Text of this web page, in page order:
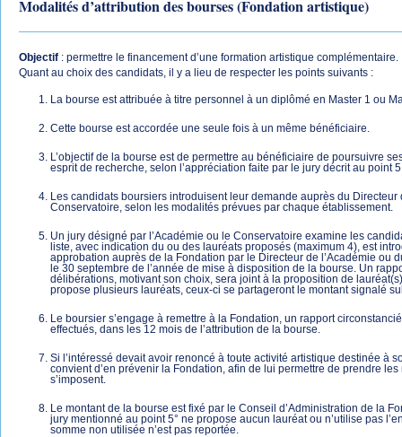
Modalités d’attribution des bourses (Fondation artistique)
Objectif : permettre le financement d’une formation artistique complémentaire.
Quant au choix des candidats, il y a lieu de respecter les points suivants :
La bourse est attribuée à titre personnel à un diplômé en Master 1 ou
Cette bourse est accordée une seule fois à un même bénéficiaire.
L’objectif de la bourse est de permettre au bénéficiaire de poursuivre
esprit de recherche, selon l’appréciation faite par le jury décrit au point
Les candidats boursiers introduisent leur demande auprès du Directeur
Conservatoire, selon les modalités prévues par chaque établissement.
Un jury désigné par l’Académie ou le Conservatoire examine les
liste, avec indication du ou des lauréats proposés (maximum 4), est
approbation auprès de la Fondation par le Directeur de l’Académie ou
le 30 septembre de l’année de mise à disposition de la bourse. Un
délibérations, motivant son choix, sera joint à la proposition de
propose plusieurs lauréats, ceux-ci se partageront le montant signalé
Le boursier s’engage à remettre à la Fondation, un rapport
effectués, dans les 12 mois de l’attribution de la bourse.
Si l’intéressé devait avoir renoncé à toute activité artistique destinée à
convient d’en prévenir la Fondation, afin de lui permettre de prendre les
s’imposent.
Le montant de la bourse est fixé par le Conseil d’Administration de la
jury mentionné au point 5° ne propose aucun lauréat ou n’utilise pas
somme non utilisée n’est pas reportée.